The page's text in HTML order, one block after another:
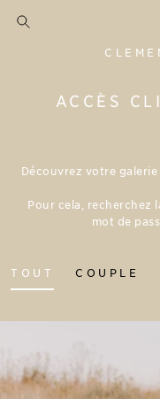
ACCÈS
Découvrez votre
Pour cela, recherchez
mot de
TOUT COUPLE